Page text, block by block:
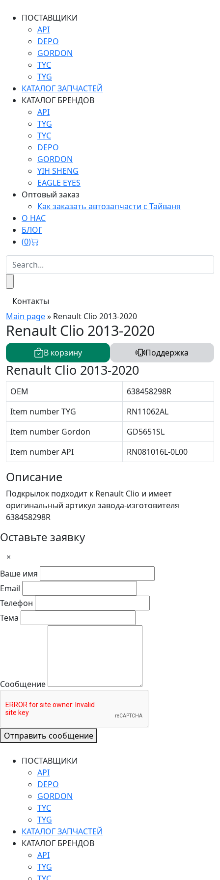
ПОСТАВЩИКИ
API
DEPO
GORDON
TYC
TYG
КАТАЛОГ ЗАПЧАСТЕЙ
КАТАЛОГ БРЕНДОВ
API
TYG
TYC
DEPO
GORDON
YIH SHENG
EAGLE EYES
Оптовый заказ
Как заказать автозапчасти с Тайваня
О НАС
БЛОГ
(0)
Контакты
Main page» Renault Clio 2013-2020
Renault Clio 2013-2020
В корзину Поддержка
Renault Clio 2013-2020
OEM
638458298R
Item number TYG
RN11062AL
Item number Gordon
GD5651SL
Item number API
RN081016L-0L00
Описание
Подкрылок подходит к Renault Clio и имеет
оригинальный артикул завода-изготовителя
638458298R
Оставьте заявку
×
Ваше имя
Email
Телефон
Тема
Сообщение
Отправить сообщение
ПОСТАВЩИКИ
API
DEPO
GORDON
TYC
TYG
КАТАЛОГ ЗАПЧАСТЕЙ
КАТАЛОГ БРЕНДОВ
API
TYG